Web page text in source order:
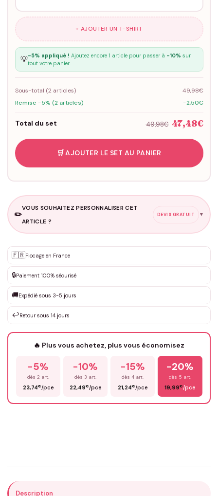
+ AJOUTER UN T-SHIRT
💡-5% appliqué ! Ajoutez encore 1 article pour passer à -10% sur
tout votre panier.
Sous-total (2articles)
49,98€
Remise -5% (2 articles)
-2,50€
Total du set 49,98€ 47,48€
🛒 AJOUTER LE SET AU PANIER
✏️
VOUS SOUHAITEZ PERSONNALISER CET
ARTICLE ?
DEVIS GRATUIT ▼
✨ Personnalisation sur mesure
DEVIS GRATUIT · Personnalisation de 3 à 10€ selon la demande
Que souhaitez-vous ?*
Votre texte / idée*
Prénom*
🇫🇷Flocage en France
🔒Paiement 100% sécurisé
🚚Expédié sous 3-5 jours
↩️Retour sous 14 jours
🔥 Plus vous achetez, plus vous économisez
-5%
dès 2 art.
23,74€/pce
-10%
dès 3 art.
22,49€/pce
-15%
dès 4 art.
21,24€/pce
-20%
dès 5 art.
19,99€/pce
Description